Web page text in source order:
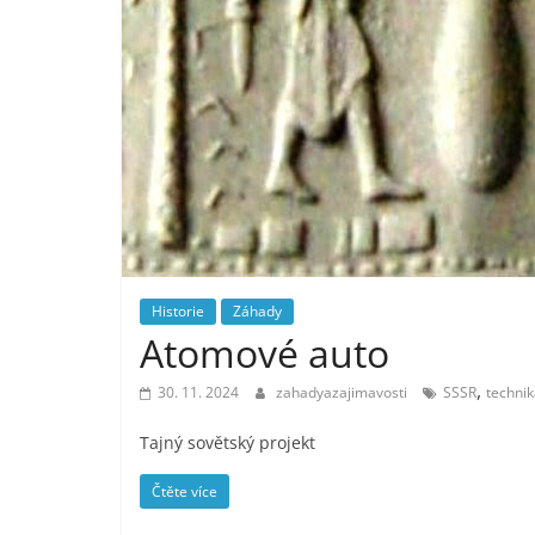
Historie Záhady
Atomové auto
30. 11. 2024 zahadyazajimavosti SSSR,
Tajný sovětský projekt
Čtěte více